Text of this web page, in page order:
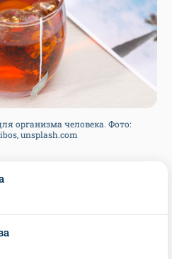
организма человека. Фото:
unsplash.com